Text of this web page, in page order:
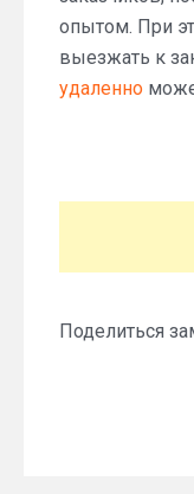
опытом. При
выезжать к
удаленно
Поделиться